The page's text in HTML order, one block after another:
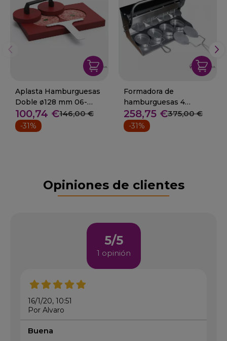
Aplasta Hamburguesas
Doble ø128 mm 06-
041884
100,74 €146,00 €
-31%
Formadora de
hamburguesas 4
unidades ovalada 10 cm.
258,75 €375,00 €
-31%
Opiniones de clientes
5/5
1 opinión
16/1/20, 10:51
Por Alvaro
Buena